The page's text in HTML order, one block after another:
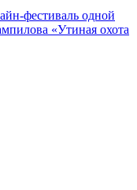
фестиваль одной
«Утиная охота